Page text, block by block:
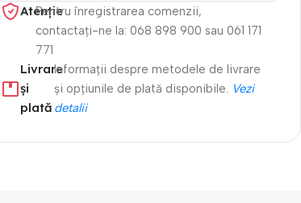
Atenție​
Pentru înregistrarea comenzii,
contactați-ne la: 068 898 900 sau 061 171
771
Livrare
și
plată
Informații despre metodele de livrare
și opțiunile de plată disponibile.
Vezi
detalii